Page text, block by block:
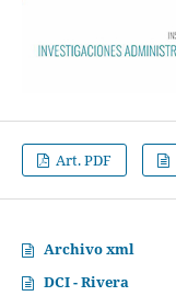
Art. PDF
Archivo xml
DCI - Rivera